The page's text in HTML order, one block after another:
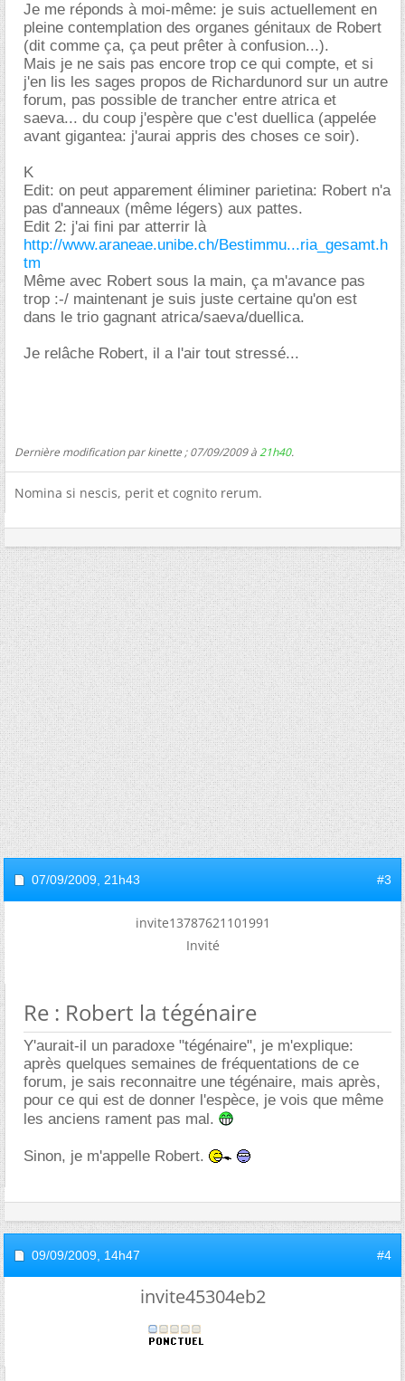
Je me réponds à moi-même: je suis actuellement en
pleine contemplation des organes génitaux de Robert
(dit comme ça, ça peut prêter à confusion...).
Mais je ne sais pas encore trop ce qui compte, et si
j'en lis les sages propos de Richardunord sur un autre
forum, pas possible de trancher entre atrica et
saeva... du coup j'espère que c'est duellica (appelée
avant gigantea: j'aurai appris des choses ce soir).
K
Edit: on peut apparement éliminer parietina: Robert n'a
pas d'anneaux (même légers) aux pattes.
Edit 2: j'ai fini par atterrir là
http://www.araneae.unibe.ch/Bestimmu...ria_gesamt.h
tm
Même avec Robert sous la main, ça m'avance pas
trop :-/ maintenant je suis juste certaine qu'on est
dans le trio gagnant atrica/saeva/duellica.
Je relâche Robert, il a l'air tout stressé...
Dernière modification par kinette ; 07/09/2009 à21h40.
Nomina si nescis, perit et cognito rerum.
07/09/2009, 21h43 #3
invite13787621101991
Invité
Re : Robert la tégénaire
Y'aurait-il un paradoxe "tégénaire", je m'explique:
après quelques semaines de fréquentations de ce
forum, je sais reconnaitre une tégénaire, mais après,
pour ce qui est de donner l'espèce, je vois que même
les anciens rament pas mal.
Sinon, je m'appelle Robert.
09/09/2009, 14h47 #4
invite45304eb2